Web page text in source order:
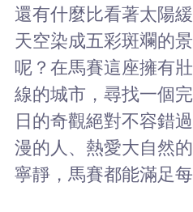
企業用戶
還有什麼比看著太陽
天空染成五彩斑斕的
呢？在馬賽這座擁有
線的城市，尋找一個
日的奇觀絕對不容錯
漫的人、熱愛大自然
寧靜，馬賽都能滿足每